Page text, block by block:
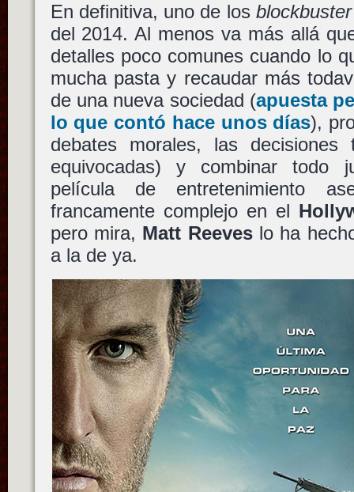
En definitiva, uno de los blockbuster
del 2014. Al menos va más allá
detalles poco comunes cuando lo
mucha pasta y recaudar más
de una nueva sociedad (apuesta
lo que contó hace unos días),
debates morales, las decisiones
equivocadas) y combinar todo
película de entretenimiento
francamente complejo en el
pero mira, Matt Reeveslo ha
a la de ya.